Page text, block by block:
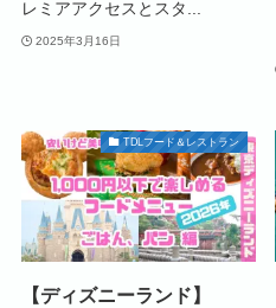
レミアアクセスとスタ...
2025年3月16日
TDLフード＆レストラン
【ディズニーランド】